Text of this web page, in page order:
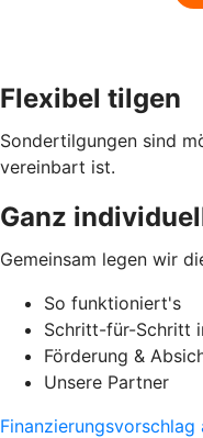
Flexibel tilgen
Sondertilgungen sind
vereinbart ist.
Ganz
Gemeinsam legen wir
So funktioniert's
Schritt-für-Schritt
Förderung &
Unsere Partner
Finanzierungsvorschlag